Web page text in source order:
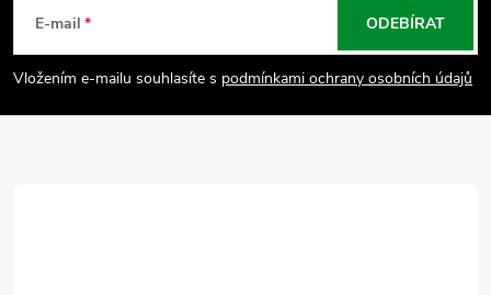
p
a
E-mail
Vložením e-mailu souhlasíte s podmínkami ochrany osobních údajů
ODEBÍRAT